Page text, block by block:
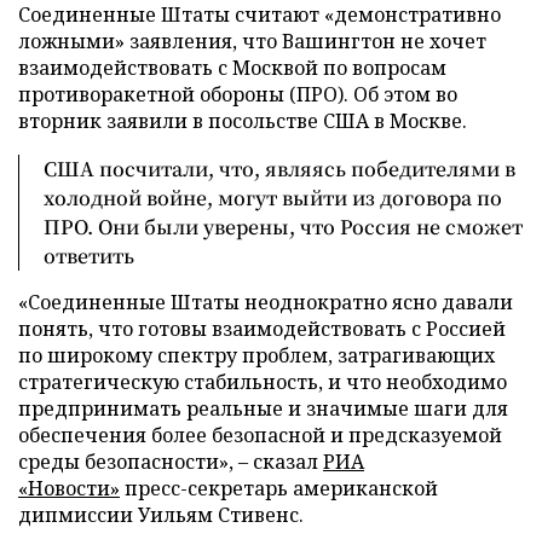
Соединенные Штаты считают «демонстративно
ложными» заявления, что Вашингтон не хочет
взаимодействовать с Москвой по вопросам
противоракетной обороны (ПРО). Об этом во
вторник заявили в посольстве США в Москве.
США посчитали, что, являясь победителями в
холодной войне, могут выйти из договора по
ПРО. Они были уверены, что Россия не сможет
ответить
«Соединенные Штаты неоднократно ясно давали
понять, что готовы взаимодействовать с Россией
по широкому спектру проблем, затрагивающих
стратегическую стабильность, и что необходимо
предпринимать реальные и значимые шаги для
обеспечения более безопасной и предсказуемой
среды безопасности», – сказалРИА
«Новости» пресс-секретарь американской
дипмиссии Уильям Стивенс.